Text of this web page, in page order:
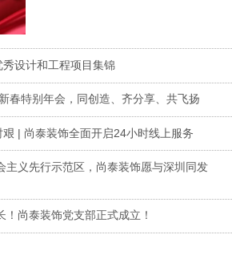
秀设计和工程项目集锦
春特别年会，同创造、齐分享、共飞扬
艰 | 尚泰装饰全面开启24小时线上服务
主义先行示范区，尚泰装饰愿与深圳同发
！尚泰装饰党支部正式成立！